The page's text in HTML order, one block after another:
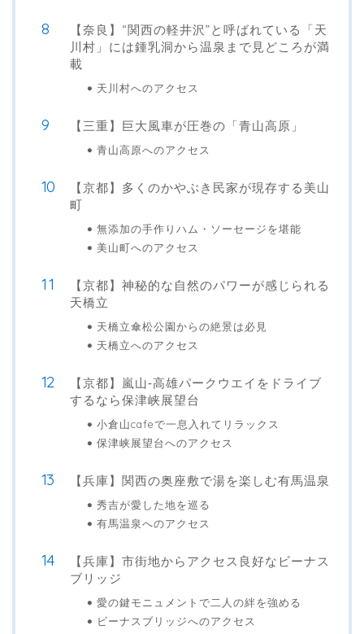
【奈良】“関西の軽井沢”と呼ばれている「天
川村」には鍾乳洞から温泉まで見どころが満
載
天川村へのアクセス
【三重】巨大風車が圧巻の「青山高原」
青山高原へのアクセス
【京都】多くのかやぶき民家が現存する美山
町
無添加の手作りハム・ソーセージを堪能
美山町へのアクセス
【京都】神秘的な自然のパワーが感じられる
天橋立
天橋立傘松公園からの絶景は必見
天橋立へのアクセス
【京都】嵐山‐高雄パークウエイをドライブ
するなら保津峡展望台
小倉山cafeで一息入れてリラックス
保津峡展望台へのアクセス
【兵庫】関西の奥座敷で湯を楽しむ有馬温泉
秀吉が愛した地を巡る
有馬温泉へのアクセス
【兵庫】市街地からアクセス良好なビーナス
ブリッジ
愛の鍵モニュメントで二人の絆を強める
ビーナスブリッジへのアクセス